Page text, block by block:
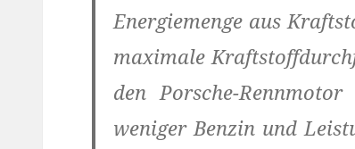
Energiemenge aus
maximale
den Porsche-
weniger Benzin und